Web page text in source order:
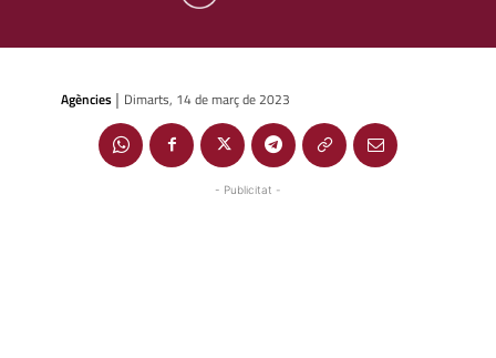
Agències | Dimarts, 14 de març de 2023
- Publicitat -